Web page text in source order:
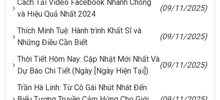
Cách Tải Video Facebook Nhanh Chóng
và Hiệu Quả Nhất 2024
(09/11/2025)
Thích Minh Tuệ: Hành trình Khất Sĩ và
Những Điều Cần Biết
(09/11/2025)
Thời Tiết Hôm Nay: Cập Nhật Mới Nhất Và
Dự Báo Chi Tiết (Ngày [Ngày Hiện Tại])
(09/11/2025)
Trần Hà Linh: Từ Cô Gái Nhút Nhát Đến